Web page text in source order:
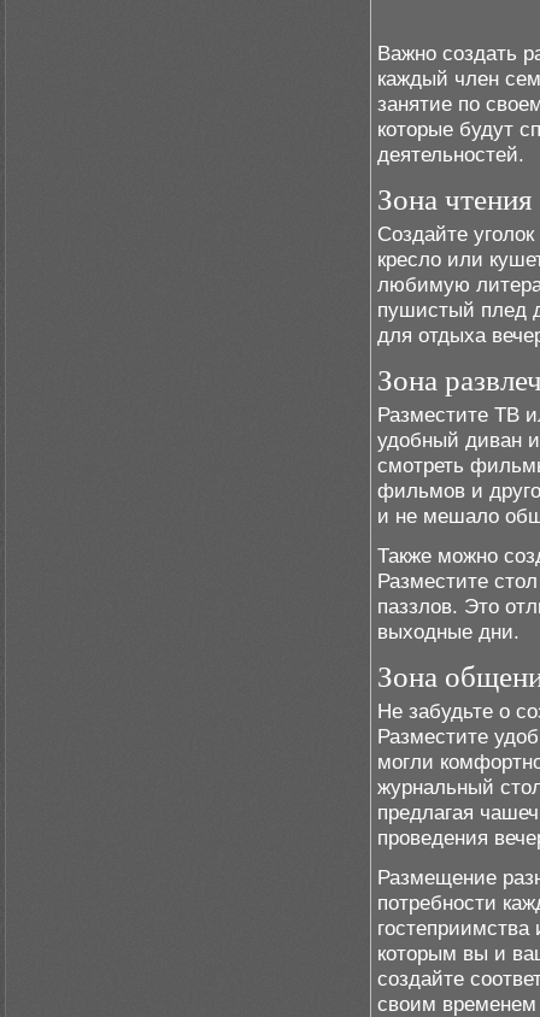
Важно создать
каждый член
занятие по
которые будут
деятельностей.
Зона чтения
Создайте
кресло или
любимую
пушистый плед
для отдыха
Зона
Разместите ТВ
удобный диван
смотреть
фильмов и
и не мешало
Также можно
Разместите
паззлов. Это
выходные дни.
Зона
Не забудьте о
Разместите
могли
журнальный
предлагая
проведения
Размещение
потребности
которым вы и
создайте
своим временем